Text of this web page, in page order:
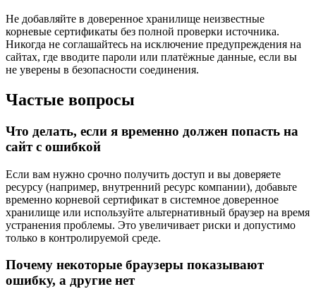
Не добавляйте в доверенное хранилище неизвестные
корневые сертификаты без полной проверки источника.
Никогда не соглашайтесь на исключение предупреждения на
сайтах, где вводите пароли или платёжные данные, если вы
не уверены в безопасности соединения.
Частые вопросы
Что делать, если я временно должен попасть на
сайт с ошибкой
Если вам нужно срочно получить доступ и вы доверяете
ресурсу (например, внутренний ресурс компании), добавьте
временно корневой сертификат в системное доверенное
хранилище или используйте альтернативный браузер на время
устранения проблемы. Это увеличивает риски и допустимо
только в контролируемой среде.
Почему некоторые браузеры показывают
ошибку, а другие нет